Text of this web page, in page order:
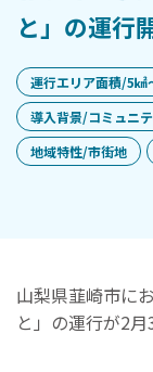
と」の運行
運行エリア面積/5㎢
導入背景/コミュニ
地域特性/市街地
山梨県韮崎市に
と」の運行が2月